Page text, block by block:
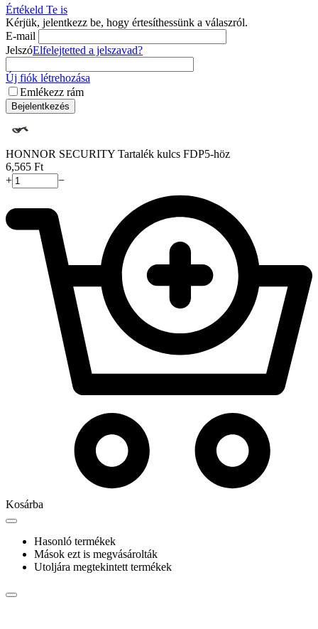
Értékeld Te is
Kérjük, jelentkezz be, hogy értesíthessünk a válaszról.
E-mail
JelszóElfelejtetted a jelszavad?
Új fiók létrehozása
Emlékezz rám
Bejelentkezés
HONNOR SECURITY Tartalék kulcs FDP5-höz
6,565 Ft
+
−
Kosárba
Hasonló termékek
Mások ezt is megvásárolták
Utoljára megtekintett termékek